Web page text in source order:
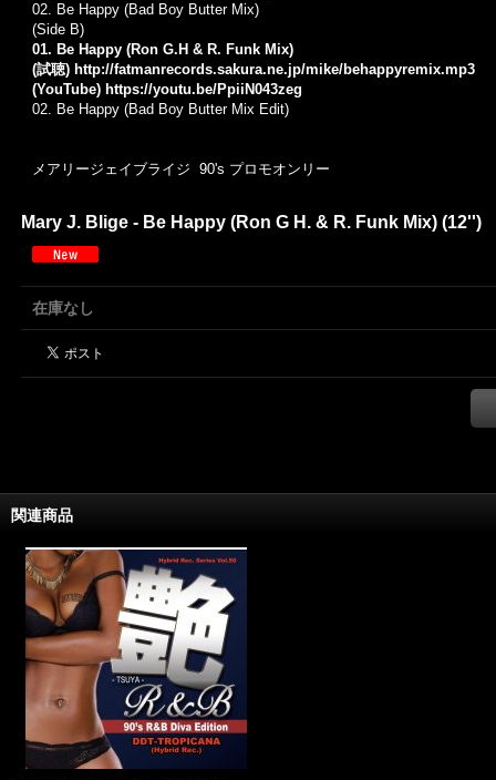
02. Be Happy (Bad Boy Butter Mix)
(Side B)
01. Be Happy (Ron G.H & R. Funk Mix)
(試聴) http://fatmanrecords.sakura.ne.jp/mike/behappyremix.mp3
(YouTube) https://youtu.be/PpiiN043zeg
02. Be Happy (Bad Boy Butter Mix Edit)
メアリージェイブライジ 90's プロモオンリー
Mary J. Blige - Be Happy (Ron G H. & R. Funk Mix) (12'')
在庫なし
関連商品